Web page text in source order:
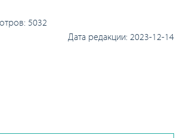
5032
Дата редакции: 2023-12-14